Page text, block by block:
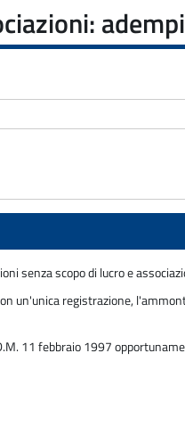
senza scopo di lucro e
un'unica registrazione,
11 febbraio 1997